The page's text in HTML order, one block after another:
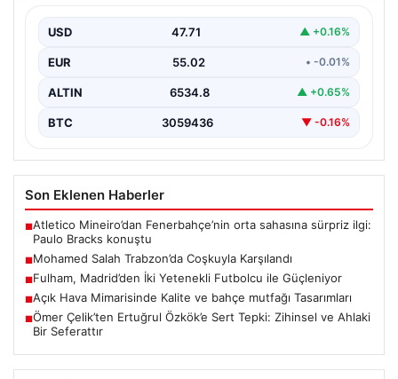
ilgi ve büyük heyecan eşliğinde Trabzon’a geldi.
Dünyaca…
USD 47.71 ▲ +0.16%
EUR 55.02 • -0.01%
ALTIN 6534.8 ▲ +0.65%
BTC 3059436 ▼ -0.16%
Son Eklenen Haberler
■Atletico Mineiro’dan Fenerbahçe’nin orta sahasına sürpriz ilgi:
Paulo Bracks konuştu
■Mohamed Salah Trabzon’da Coşkuyla Karşılandı
■Fulham, Madrid’den İki Yetenekli Futbolcu ile Güçleniyor
■Açık Hava Mimarisinde Kalite ve bahçe mutfağı Tasarımları
■Ömer Çelik’ten Ertuğrul Özkök’e Sert Tepki: Zihinsel ve Ahlaki
Bir Seferattır